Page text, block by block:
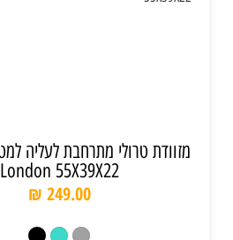
London 55X39X22
₪ 249.00